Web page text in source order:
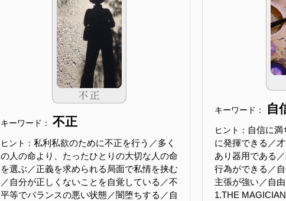
キーワード： 不正
ヒント： 私利私欲のために不正を行う／多く
の人の命より、たったひとりの大切な人の命
を選ぶ／正義を求められる局面で私情を挟む
／自分が正しくないことを自覚している／不
平等でバランスの悪い状態／闇堕ちする／自
キーワード： 自
ヒント： 自信に
に発揮できる／
あり器用である
行為ができる／
主張が強い／自
1.THE